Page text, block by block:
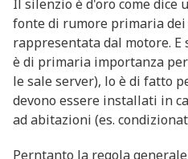
Il silenzio è d'oro come dice
fonte di rumore primaria
rappresentata dal motore. E
è di primaria importanza
le sale server), lo è di fatto
devono essere installati in
ad abitazioni (es.
Perntanto la regola